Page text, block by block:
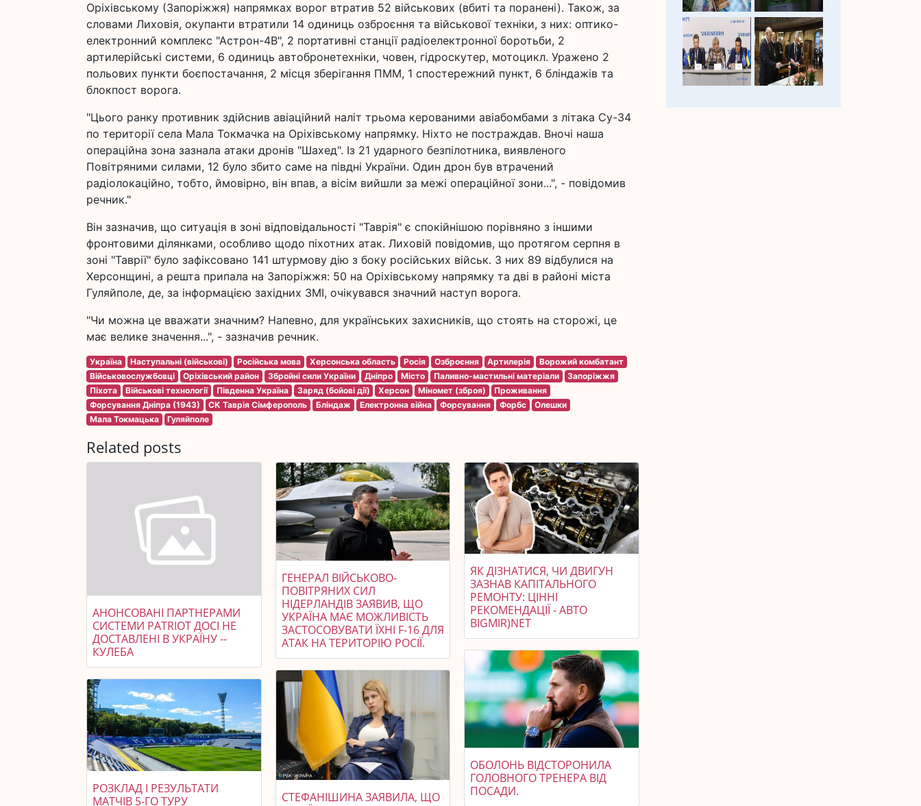
Оріхівському (Запоріжжя) напрямках ворог втратив 52 військових (вбиті та поранені). Також, за
словами Лиховія, окупанти втратили 14 одиниць озброєння та військової техніки, з них: оптико-
електронний комплекс "Астрон-4В", 2 портативні станції радіоелектронної боротьби, 2
артилерійські системи, 6 одиниць автобронетехніки, човен, гідроскутер, мотоцикл. Уражено 2
польових пункти боєпостачання, 2 місця зберігання ПММ, 1 спостережний пункт, 6 бліндажів та
блокпост ворога.
"Цього ранку противник здійснив авіаційний наліт трьома керованими авіабомбами з літака Су-34
по території села Мала Токмачка на Оріхівському напрямку. Ніхто не постраждав. Вночі наша
операційна зона зазнала атаки дронів "Шахед". Із 21 ударного безпілотника, виявленого
Повітряними силами, 12 було збито саме на півдні України. Один дрон був втрачений
радіолокаційно, тобто, ймовірно, він впав, а вісім вийшли за межі операційної зони...", - повідомив
речник."
Він зазначив, що ситуація в зоні відповідальності "Таврія" є спокійнішою порівняно з іншими
фронтовими ділянками, особливо щодо піхотних атак. Лиховій повідомив, що протягом серпня в
зоні "Таврії" було зафіксовано 141 штурмову дію з боку російських військ. З них 89 відбулися на
Херсонщині, а решта припала на Запоріжжя: 50 на Оріхівському напрямку та дві в районі міста
Гуляйполе, де, за інформацією західних ЗМІ, очікувався значний наступ ворога.
"Чи можна це вважати значним? Напевно, для українських захисників, що стоять на сторожі, це
має велике значення...", - зазначив речник.
Україна Наступальні (військові) Російська мова Херсонська область Росія Озброєння Артилерія
Ворожий комбатант
Військовослужбовці
Оріхівський район Збройні сили України Дніпро Місто Паливно-мастильні матеріали
Запоріжжя
Піхота
Військові технології Південна Україна Заряд (бойові дії) Херсон Міномет (зброя)
Проживання
Форсування Дніпра (1943)
СК Таврія Сімферополь Бліндаж Електронна війна Форсування Форбс
Олешки
Мала Токмацька
Гуляйполе
Related posts
АНОНСОВАНІ ПАРТНЕРАМИ
СИСТЕМИ PATRIOT ДОСІ НЕ
ДОСТАВЛЕНІ В УКРАЇНУ --
КУЛЕБА
РОЗКЛАД І РЕЗУЛЬТАТИ
МАТЧІВ 5-ГО ТУРУ
ГЕНЕРАЛ ВІЙСЬКОВО-
ПОВІТРЯНИХ СИЛ
НІДЕРЛАНДІВ ЗАЯВИВ, ЩО
УКРАЇНА МАЄ МОЖЛИВІСТЬ
ЗАСТОСОВУВАТИ ЇХНІ F-16 ДЛЯ
АТАК НА ТЕРИТОРІЮ РОСІЇ.
СТЕФАНІШИНА ЗАЯВИЛА, ЩО
ЯК ДІЗНАТИСЯ, ЧИ ДВИГУН
ЗАЗНАВ КАПІТАЛЬНОГО
РЕМОНТУ: ЦІННІ
РЕКОМЕНДАЦІЇ - АВТО
BIGMIR)NET
ОБОЛОНЬ ВІДСТОРОНИЛА
ГОЛОВНОГО ТРЕНЕРА ВІД
ПОСАДИ.